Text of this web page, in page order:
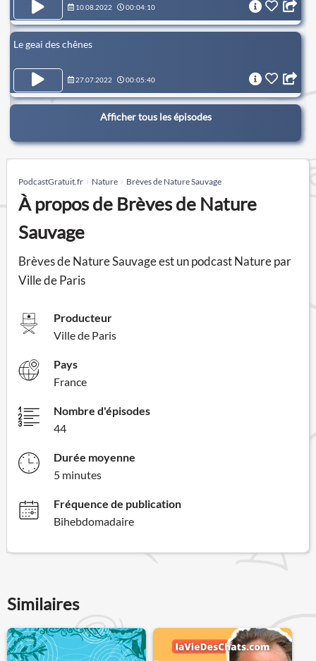
10.08.2022 00:04:10
Le geai des chênes
27.07.2022 00:05:40
Afficher tous les épisodes
PodcastGratuit.fr Nature Brèves de Nature Sauvage
À propos de Brèves de Nature
Sauvage
Brèves de Nature Sauvage est un podcast Nature par
Ville de Paris
Producteur
Ville de Paris
Pays
France
Nombre d'épisodes
44
Durée moyenne
5 minutes
Fréquence de publication
Bihebdomadaire
Similaires